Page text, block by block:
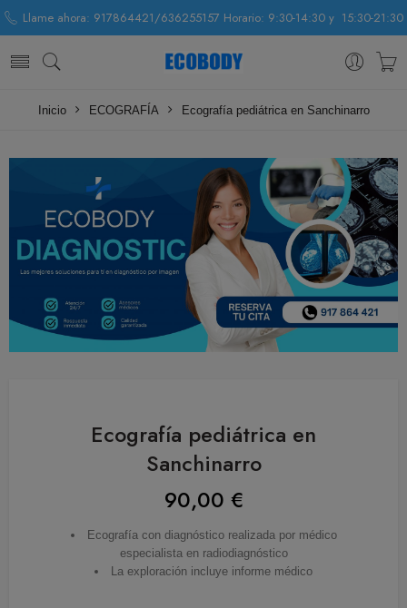
Llame ahora: 917864421/636255157 Horario: 9:30-14:30 y 15:30-21:30
Inicio ECOGRAFÍA Ecografía pediátrica en Sanchinarro
Ecografía pediátrica en
Sanchinarro
90,00 €
Ecografía con diagnóstico realizada por médico
especialista en radiodiagnóstico
La exploración incluye informe médico